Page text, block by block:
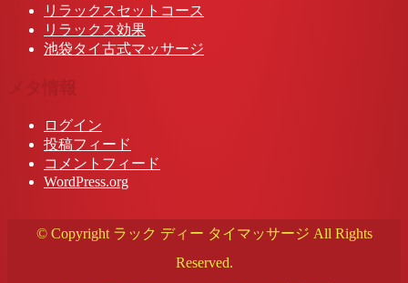
リラックスセットコース
リラックス効果
池袋タイ古式マッサージ
メタ情報
ログイン
投稿フィード
コメントフィード
WordPress.org
© Copyright ラック ディー タイマッサージ All Rights
Reserved.